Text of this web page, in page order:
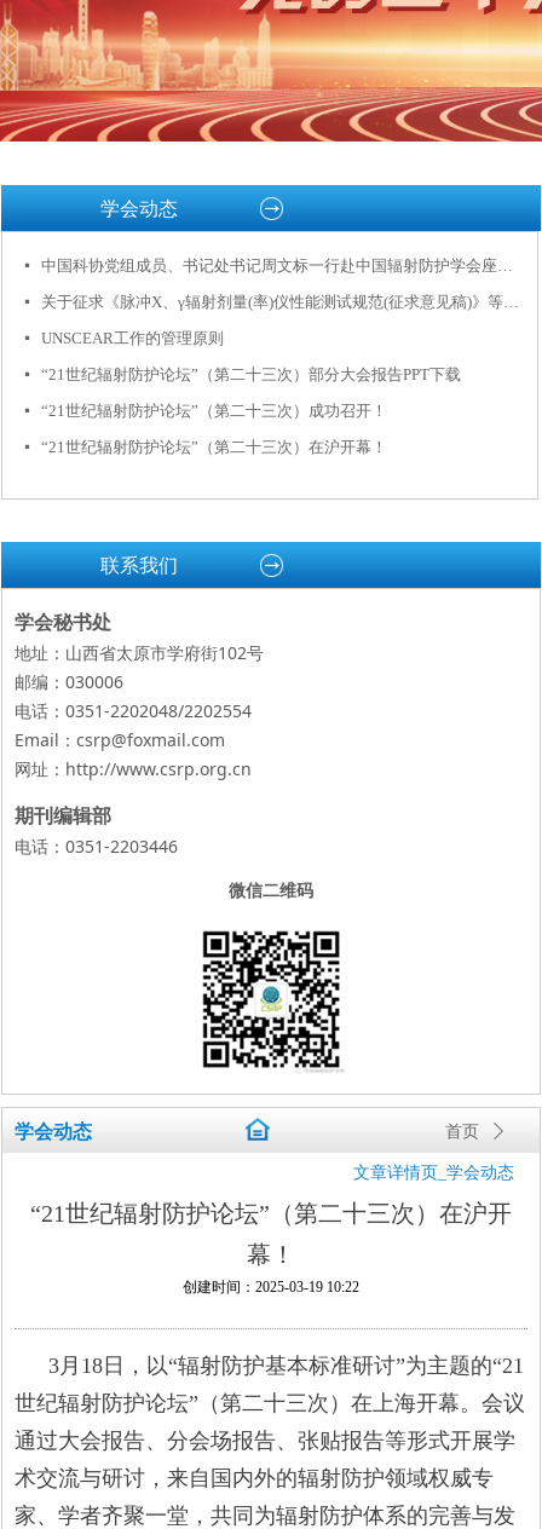
学会动态
联系我们
学会秘书处
地址：山西省太原市学府街102号
邮编：030006
电话：0351-2202048/2202554
Email：csrp@foxmail.com
网址： http://www.csrp.org.cn
期刊编辑部
电话：0351-2203446
微信二维码
学会动态 首页 ꄲ
文章详情页_学会动态
“21世纪辐射防护论坛”（第二十三次）在沪开
幕！
创建时间： 2025-03-19 10:22
3月18日，以“辐射防护基本标准研讨”为主题的“21
世纪辐射防护论坛”（第二十三次）在上海开幕。会议
通过大会报告、分会场报告、张贴报告等形式开展学
术交流与研讨，来自国内外的辐射防护领域权威专
家、学者齐聚一堂，共同为辐射防护体系的完善与发
넷 中国科协党组成员、书记处书记周文标一行赴中国辐射防护学会座谈交流
넷 关于征求《脉冲X、γ辐射剂量(率)仪性能测试规范(征求意见稿)》等6项中国辐射防护学会团体标准意见的函
넷 UNSCEAR工作的管理原则
넷 “21世纪辐射防护论坛”（第二十三次）部分大会报告PPT下载
넷 “21世纪辐射防护论坛”（第二十三次）成功召开！
넷 “21世纪辐射防护论坛”（第二十三次）在沪开幕！